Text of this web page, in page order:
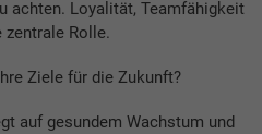
achten. Loyalität, Teamfähigkeit
zentrale Rolle.
Ziele für die Zukunft?
auf gesundem Wachstum und